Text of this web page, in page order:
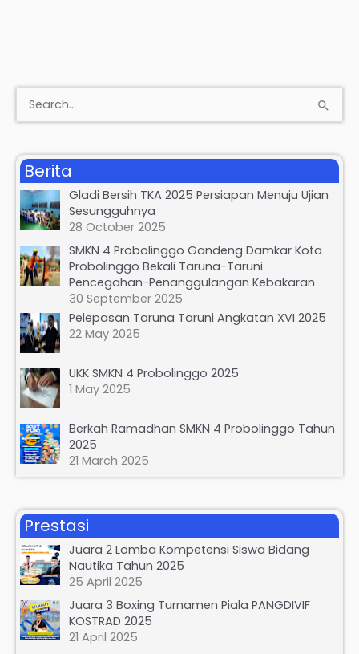
a
c
h
o
Berita
Gladi Bersih TKA 2025 Persiapan Menuju Ujian
Sesungguhnya
28 October 2025
SMKN 4 Probolinggo Gandeng Damkar Kota
Probolinggo Bekali Taruna-Taruni
Pencegahan-Penanggulangan Kebakaran
30 September 2025
Pelepasan Taruna Taruni Angkatan XVI 2025
22 May 2025
UKK SMKN 4 Probolinggo 2025
1 May 2025
Berkah Ramadhan SMKN 4 Probolinggo Tahun
2025
21 March 2025
Prestasi
Juara 2 Lomba Kompetensi Siswa Bidang
Nautika Tahun 2025
25 April 2025
Juara 3 Boxing Turnamen Piala PANGDIVIF
KOSTRAD 2025
21 April 2025